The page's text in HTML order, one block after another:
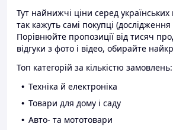
Тут найнижчі ціни серед
так кажуть самі покупці
Порівнюйте пропозиції від тисяч
відгуки з фото і відео, обирайте
Топ категорій за кількістю замовлень:
Техніка й електроніка
Товари для дому і саду
Авто- та мототовари